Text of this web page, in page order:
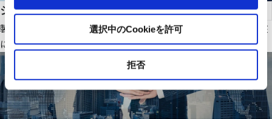
選択中のCookieを許可
拒否
システムインテグレーション
製造業・ファシリティ分野で当社オリジナルのIoTシステムを基盤
にお客様価値向上に貢献する仕組みを提供いたします